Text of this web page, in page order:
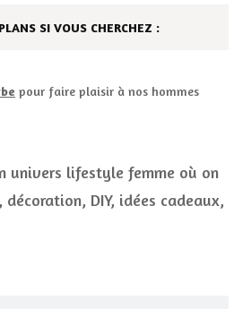
SI VOUS CHERCHEZ :
pour faire plaisir à nos hommes
univers lifestyle femme où on
DIY, idées cadeaux,